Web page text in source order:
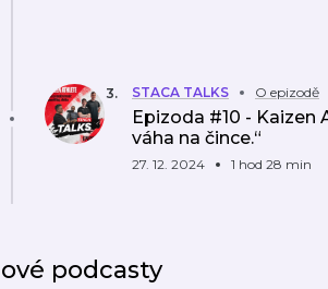
3. STACA TALKS O epizodě
Epizoda #10 - Kaizen
váha na čince.“
27. 12. 2024 1 hod 28 min
podcasty